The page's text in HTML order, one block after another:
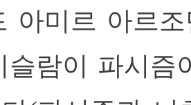
아미르 아르
슬람이 파시즘